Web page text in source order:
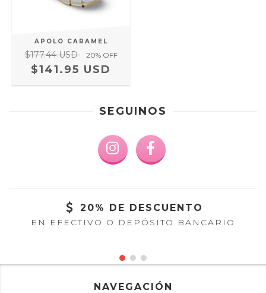
APOLO CARAMEL
$177.44 USD 20% OFF
$141.95 USD
SEGUINOS
20% DE DESCUENTO
EN EFECTIVO O DEPÓSITO BANCARIO
NAVEGACIÓN